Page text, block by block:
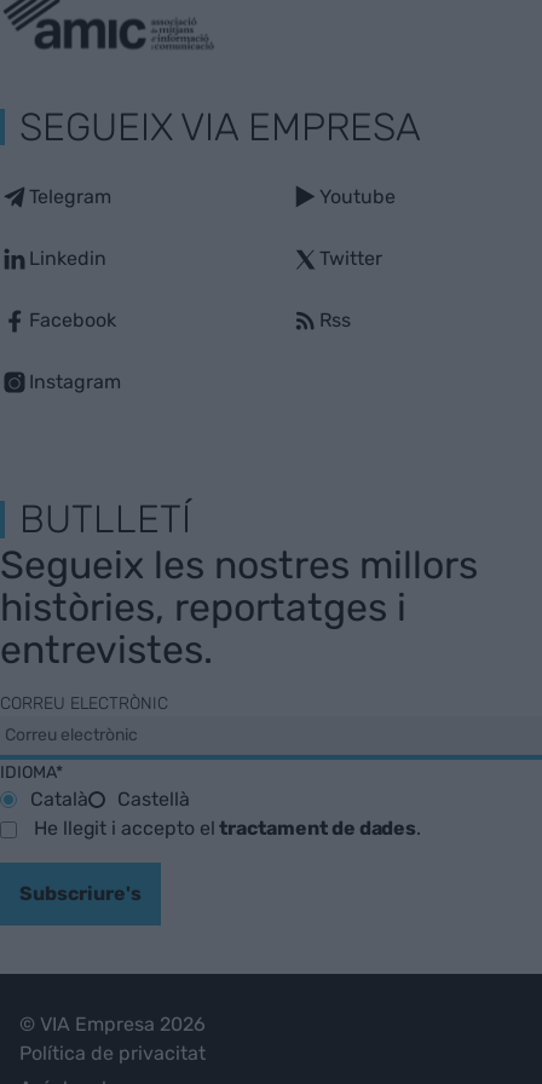
SEGUEIX VIA EMPRESA
Telegram
Linkedin
Facebook
Instagram
Youtube
Twitter
Rss
BUTLLETÍ
Segueix les nostres millors
històries, reportatges i
entrevistes.
CORREU ELECTRÒNIC
IDIOMA*
Català
Castellà
He llegit i accepto eltractament de dades.
Subscriure's
© VIA Empresa 2026
Política de privacitat